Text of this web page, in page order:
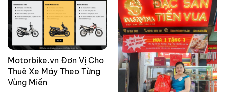
Motorbike.vn Đơn Vị Cho
Thuê Xe Máy Theo Từng
Vùng Miền